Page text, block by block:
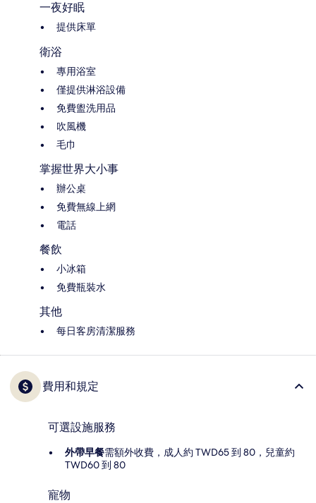
一夜好眠
提供床單
衛浴
專用浴室
僅提供淋浴設備
免費盥洗用品
吹風機
毛巾
掌握世界大小事
辦公桌
免費無線上網
電話
餐飲
小冰箱
免費瓶裝水
其他
每日客房清潔服務
費用和規定
可選設施服務
外帶早餐需額外收費，成人約 TWD65 到 80，兒童約
TWD60 到 80
寵物